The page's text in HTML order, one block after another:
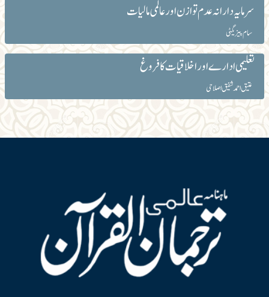
سرمایہ دارانہ عدم توازن اور عالمی مالیات
سام پیزیگٹی
تعلیمی ادارے اور اخلاقیات کا فروغ
عتیق احمد شفیق اصلاحی